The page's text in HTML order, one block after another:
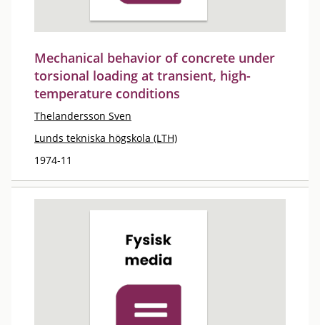
Mechanical behavior of concrete under
torsional loading at transient, high-
temperature conditions
Thelandersson Sven
Lunds tekniska högskola (LTH)
1974-11